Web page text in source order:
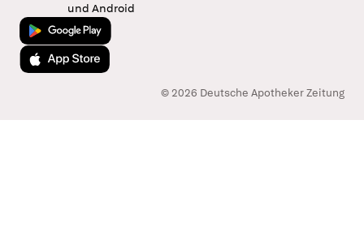
und Android
Jetzt bei Google Play
Laden im App Store
© 2026 Deutsche Apotheker Zeitung